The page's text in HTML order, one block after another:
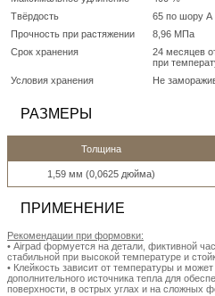
Твёрдость
65 по шору A
Прочность при растяжении
8,96 МПа
Срок хранения
24 месяцев
при
Условия хранения
Не
РАЗМЕРЫ
Толщина
1,59 мм (0,0625 дюйма)
ПРИМЕНЕНИЕ
Рекомендации при формовки:
• Airpad формуется на детали, фиктивной
стабильной при высокой температуре и
• Клейкость зависит от температуры и
дополнительного источника тепла для
поверхности, в острых углах и на сложных